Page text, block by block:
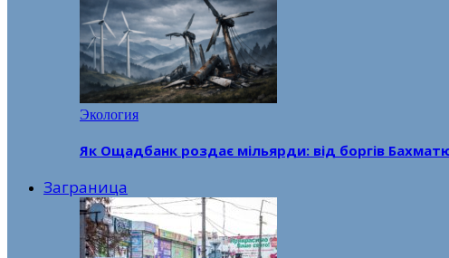
Экология
Як Ощадбанк роздає мільярди: від боргів
Заграница